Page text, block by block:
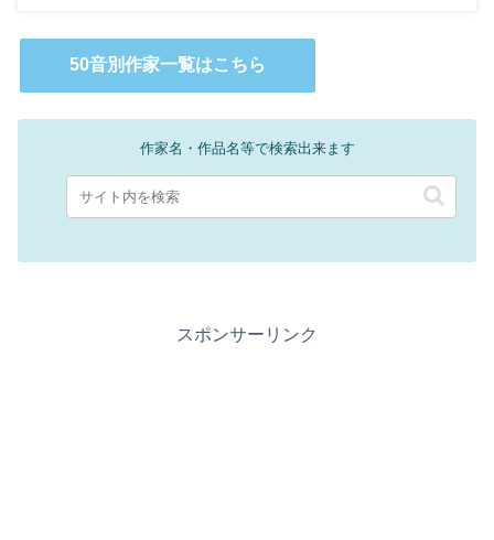
50音別作家一覧はこちら
作家名・作品名等で検索出来ます
スポンサーリンク